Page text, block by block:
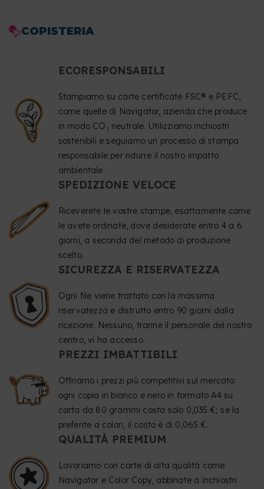
COPISTERIA
ECORESPONSABILI
Stampiamo su carte certificate FSC® e PEFC,
come quelle di Navigator, azienda che produce
in modo CO₂ neutrale. Utilizziamo inchiostri
sostenibili e seguiamo un processo di stampa
responsabile per ridurre il nostro impatto
ambientale.
SPEDIZIONE VELOCE
Riceverete le vostre stampe, esattamente come
le avete ordinate, dove desiderate entro 4 a 6
giorni, a seconda del metodo di produzione
scelto.
SICUREZZA E RISERVATEZZA
Ogni file viene trattato con la massima
riservatezza e distrutto entro 90 giorni dalla
ricezione. Nessuno, tranne il personale del nostro
centro, vi ha accesso.
PREZZI IMBATTIBILI
Offriamo i prezzi più competitivi sul mercato:
ogni copia in bianco e nero in formato A4 su
carta da 80 grammi costa solo 0,035 €; se la
preferite a colori, il costo è di 0,065 €.
QUALITÀ PREMIUM
Lavoriamo con carte di alta qualità come
Navigator e Color Copy, abbinate a inchiostri